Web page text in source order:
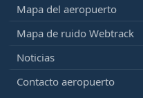
Mapa del aeropuerto
Mapa de ruido Webtrack
Noticias
Contacto aeropuerto